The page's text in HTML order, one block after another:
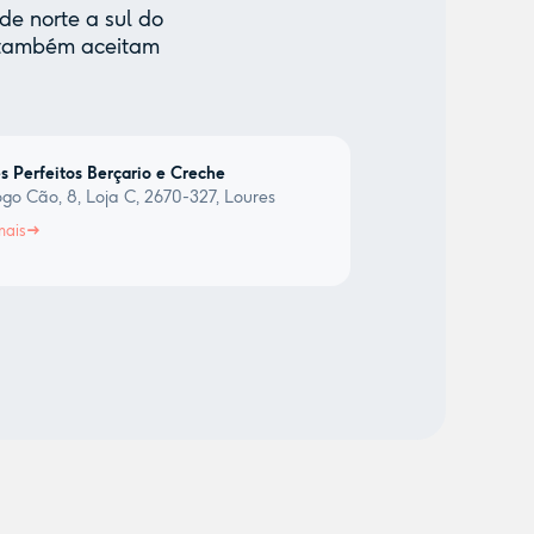
norte a sul do
aceitam
Perfeitos Berçario e Creche
Cão, 8, Loja C, 2670-327, Loures